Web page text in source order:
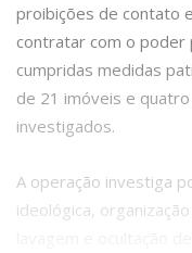
proibições de contato
contratar com o poder
cumpridas medidas
de 21 imóveis e
investigados.
A operação investiga
ideológica,